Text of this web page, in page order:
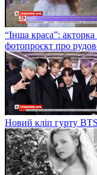
“Інша краса”:
фотопроєкт про
Новий кліп гурту